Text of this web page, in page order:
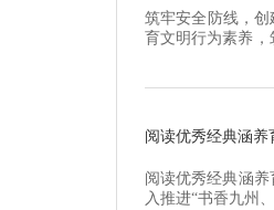
筑牢安全防线，
育文明行为素养，
阅读优秀经典涵养
阅读优秀经典涵
入推进“书香九州